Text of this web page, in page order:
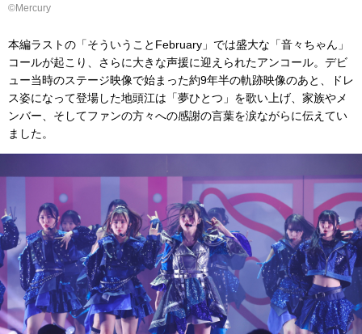
©Mercury
本編ラストの「そういうことFebruary」では盛大な「音々ちゃん」
コールが起こり、さらに大きな声援に迎えられたアンコール。デビ
ュー当時のステージ映像で始まった約9年半の軌跡映像のあと、ドレ
ス姿になって登場した地頭江は「夢ひとつ」を歌い上げ、家族やメ
ンバー、そしてファンの方々への感謝の言葉を涙ながらに伝えてい
ました。